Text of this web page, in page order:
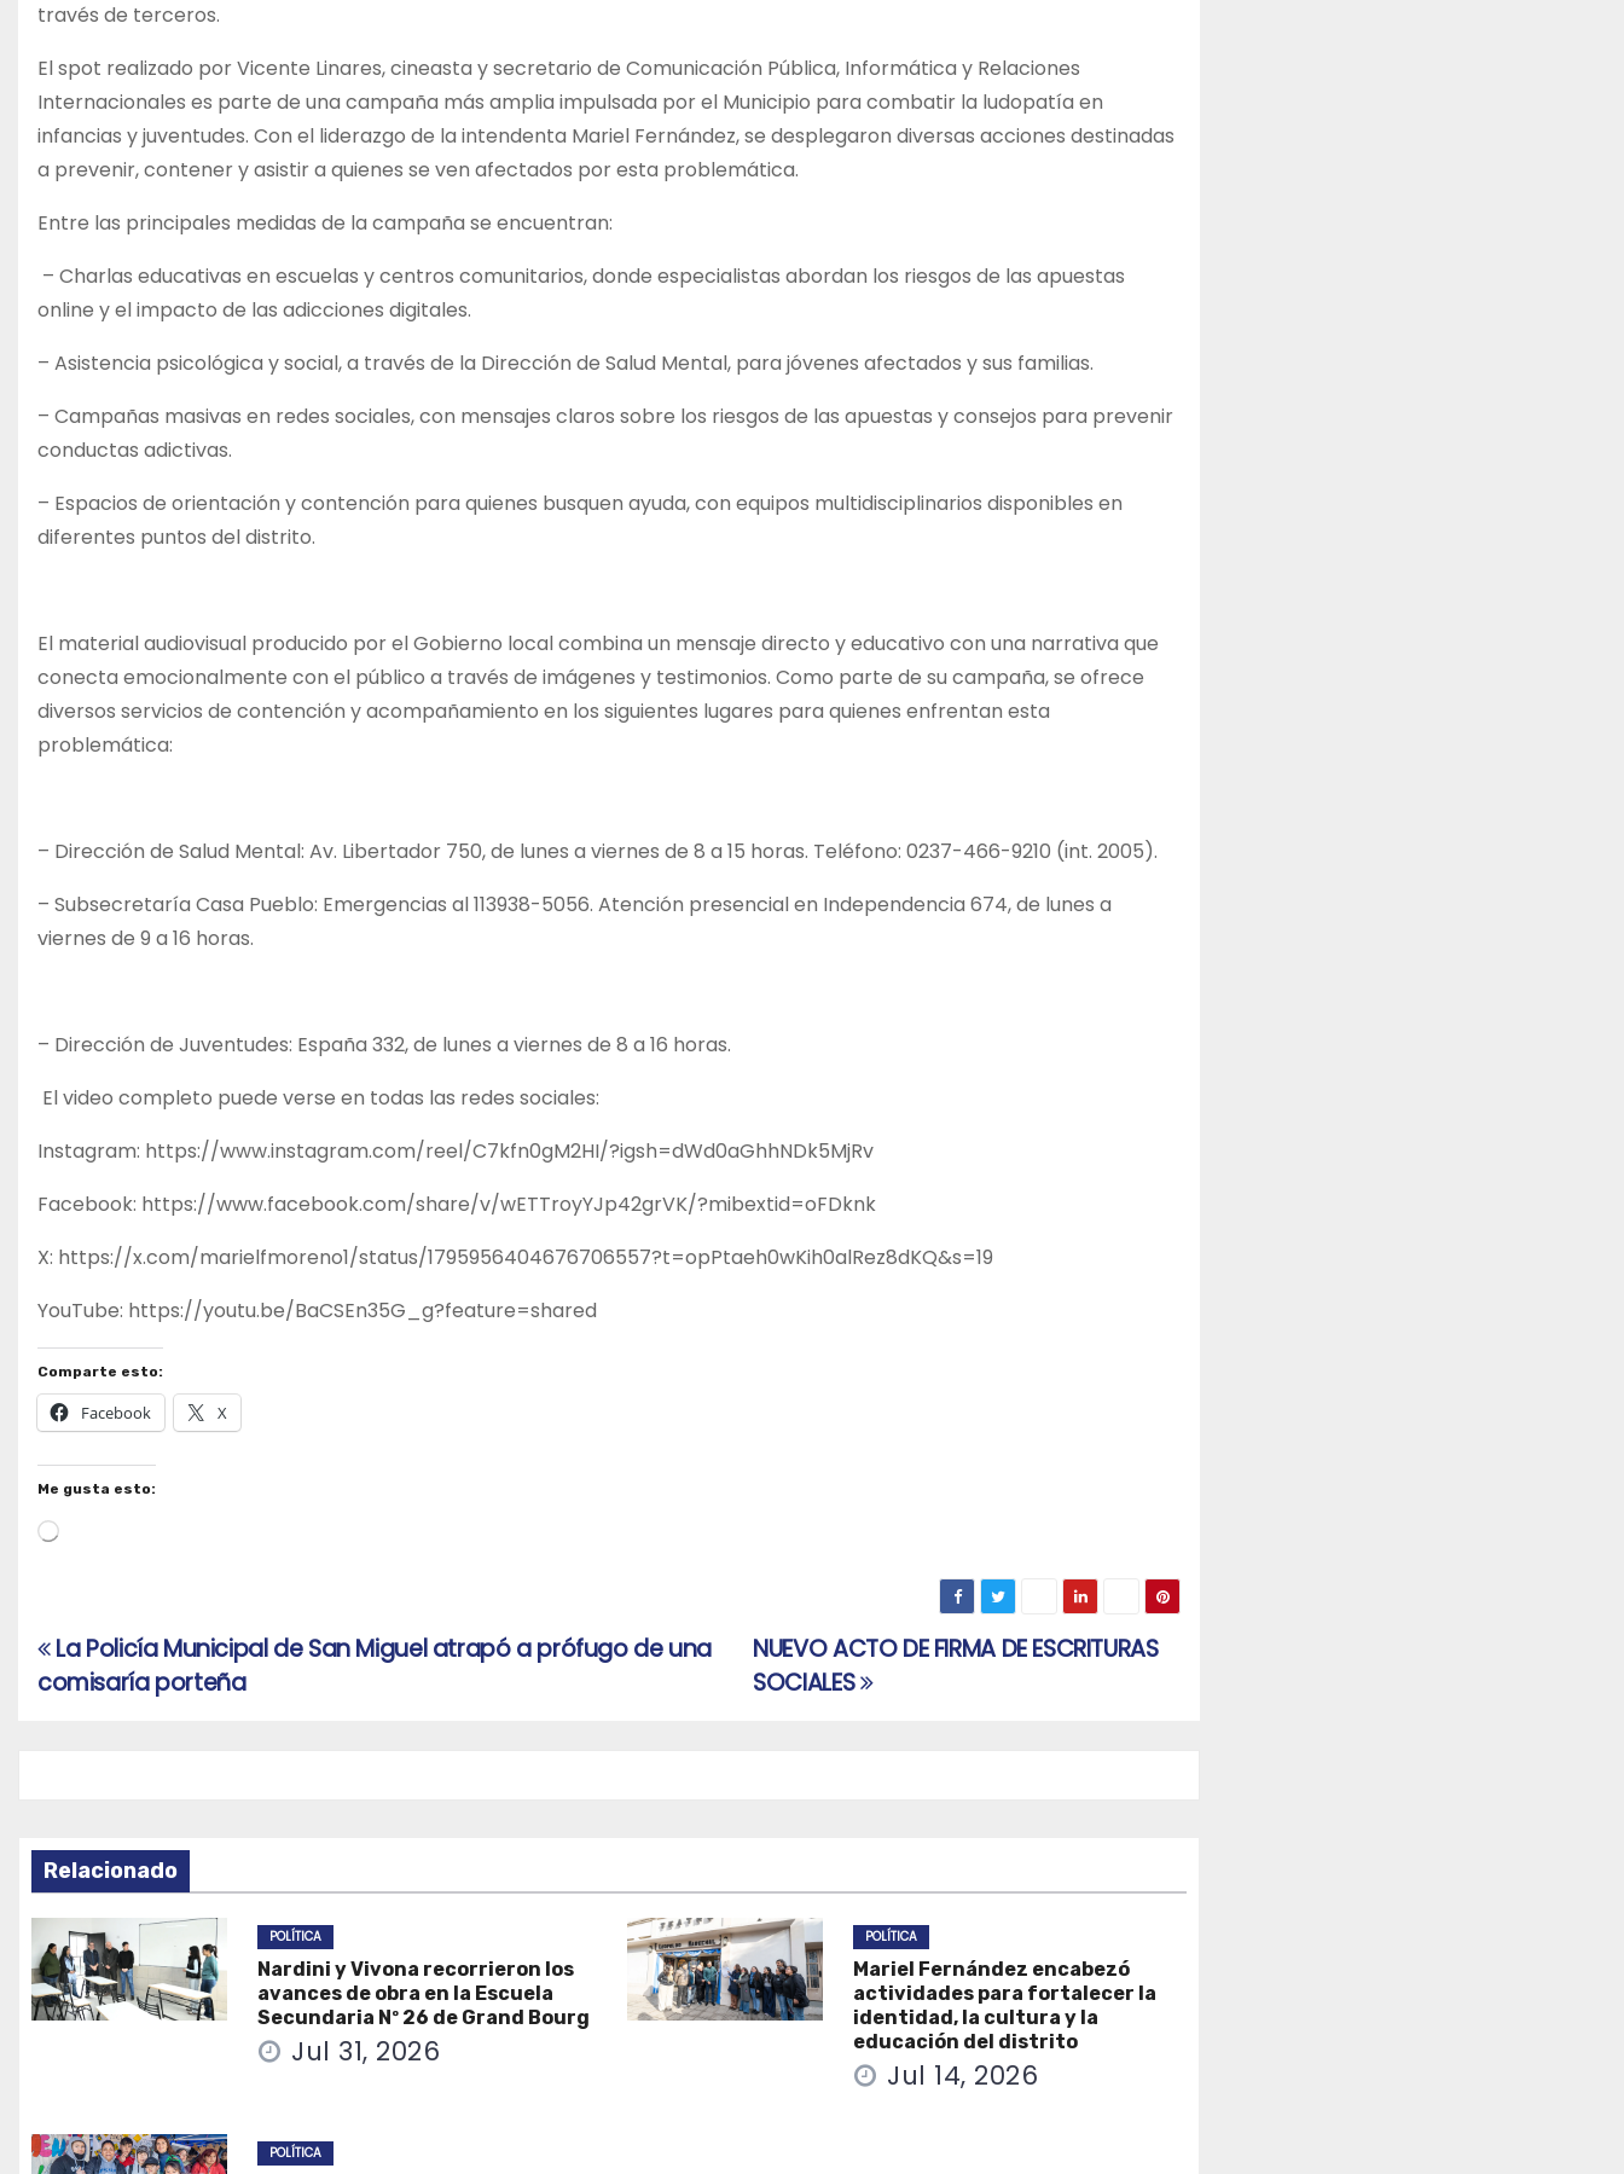
través de terceros.
El spot realizado por Vicente Linares, cineasta y secretario de Comunicación Pública, Informática y Relaciones
Internacionales es parte de una campaña más amplia impulsada por el Municipio para combatir la ludopatía en
infancias y juventudes. Con el liderazgo de la intendenta Mariel Fernández, se desplegaron diversas acciones destinadas
a prevenir, contener y asistir a quienes se ven afectados por esta problemática.
Entre las principales medidas de la campaña se encuentran:
– Charlas educativas en escuelas y centros comunitarios, donde especialistas abordan los riesgos de las apuestas
online y el impacto de las adicciones digitales.
– Asistencia psicológica y social, a través de la Dirección de Salud Mental, para jóvenes afectados y sus familias.
– Campañas masivas en redes sociales, con mensajes claros sobre los riesgos de las apuestas y consejos para prevenir
conductas adictivas.
– Espacios de orientación y contención para quienes busquen ayuda, con equipos multidisciplinarios disponibles en
diferentes puntos del distrito.
El material audiovisual producido por el Gobierno local combina un mensaje directo y educativo con una narrativa que
conecta emocionalmente con el público a través de imágenes y testimonios. Como parte de su campaña, se ofrece
diversos servicios de contención y acompañamiento en los siguientes lugares para quienes enfrentan esta
problemática:
– Dirección de Salud Mental: Av. Libertador 750, de lunes a viernes de 8 a 15 horas. Teléfono: 0237-466-9210 (int. 2005).
– Subsecretaría Casa Pueblo: Emergencias al 113938-5056. Atención presencial en Independencia 674, de lunes a
viernes de 9 a 16 horas.
– Dirección de Juventudes: España 332, de lunes a viernes de 8 a 16 horas.
El video completo puede verse en todas las redes sociales:
Instagram: https://www.instagram.com/reel/C7kfn0gM2HI/?igsh=dWd0aGhhNDk5MjRv
Facebook: https://www.facebook.com/share/v/wETTroyYJp42grVK/?mibextid=oFDknk
X: https://x.com/marielfmoreno1/status/1795956404676706557?t=opPtaeh0wKih0alRez8dKQ&s=19
YouTube: https://youtu.be/BaCSEn35G_g?feature=shared
Comparte esto:
Facebook X
Me gusta esto:
Navegación
de
NUEVO ACTO DE FIRMA DE ESCRITURAS
SOCIALES
La Policía Municipal de San Miguel atrapó a prófugo de una
comisaría porteña
Relacionado
POLÍTICA
Nardini y Vivona recorrieron los
avances de obra en la Escuela
Secundaria Nº 26 de Grand Bourg
Jul 31, 2026
POLÍTICA
Mariel Fernández encabezó
actividades para fortalecer la
identidad, la cultura y la
educación del distrito
Jul 14, 2026
POLÍTICA